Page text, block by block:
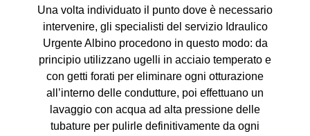
Una volta individuato il punto dove è necessario
intervenire, gli specialisti del servizio Idraulico
Urgente Albino procedono in questo modo: da
principio utilizzano ugelli in acciaio temperato e
con getti forati per eliminare ogni otturazione
all’interno delle condutture, poi effettuano un
lavaggio con acqua ad alta pressione delle
tubature per pulirle definitivamente da ogni